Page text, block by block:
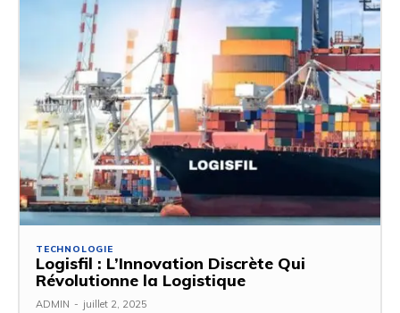
TECHNOLOGIE
Logisfil : L’Innovation Discrète Qui
Révolutionne la Logistique
ADMIN - juillet 2, 2025